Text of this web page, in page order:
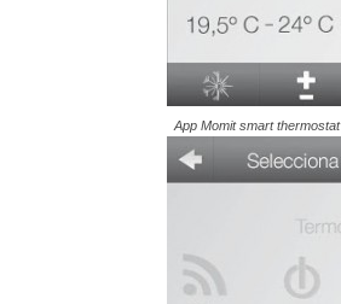
App Momit smart thermostat